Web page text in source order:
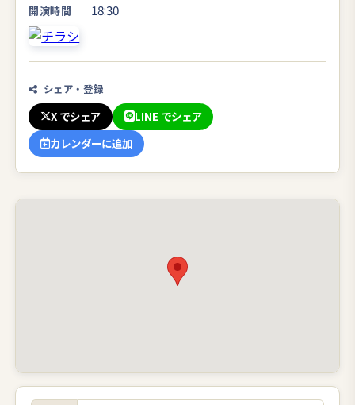
開演時間 18:30
シェア・登録
X でシェア
LINE でシェア
カレンダーに追加